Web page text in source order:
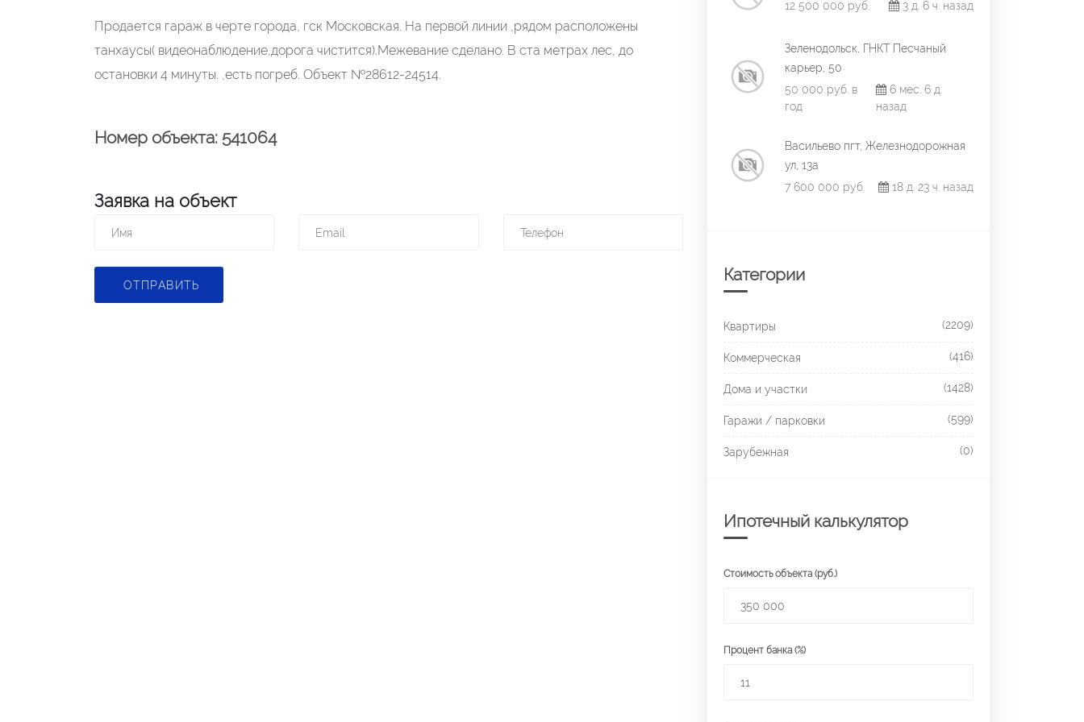
Продается гараж в черте города, гск Московская. На первой линии ,рядом расположены
танхаусы( видеонаблюдение,дорога чистится).Межевание сделано. В ста метрах лес, до
остановки 4 минуты. ,есть погреб. Объект №28612-24514.
Номер объекта: 541064
Заявка на объект
ОТПРАВИТЬ
12 500 000 руб. 3 д. 6 ч. назад
Зеленодольск, ГНКТ Песчаный
карьер, 50
50 000 руб. в
год
6 мес. 6 д.
назад
Васильево пгт, Железнодорожная
ул, 13а
7 600 000 руб.
18 д. 23 ч. назад
Категории
Квартиры (2209)
Коммерческая (416)
Дома и участки (1428)
Гаражи / парковки (599)
Зарубежная (0)
Ипотечный калькулятор
Стоимость объекта (руб.)
Процент банка (%)